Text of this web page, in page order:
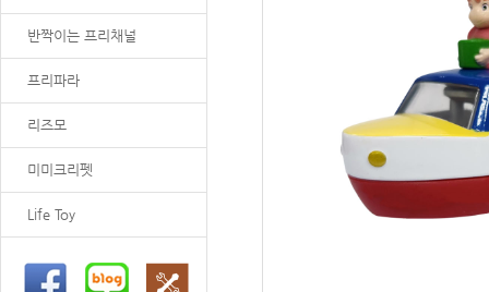
반짝이는 프리채널
프리파라
리즈모
미미크리펫
Life Toy